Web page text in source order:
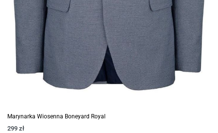
Marynarka Wiosenna Boneyard Royal
299 zł